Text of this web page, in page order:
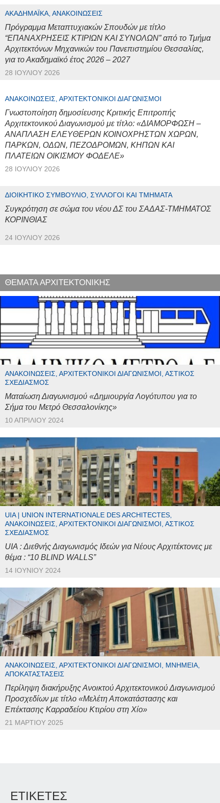
ΑΚΑΔΗΜΑΪΚΆ, ΑΝΑΚΟΙΝΏΣΕΙΣ
Πρόγραμμα Μεταπτυχιακών Σπουδών με τίτλο
“ΕΠΑΝΑΧΡΗΣΕΙΣ ΚΤΙΡΙΩΝ ΚΑΙ ΣΥΝΟΛΩΝ” από το Τμήμα
Αρχιτεκτόνων Μηχανικών του Πανεπιστημίου Θεσσαλίας,
για το Ακαδημαϊκό έτος 2026 – 2027
28 ΙΟΥΛΊΟΥ 2026
ΑΝΑΚΟΙΝΏΣΕΙΣ, ΑΡΧΙΤΕΚΤΟΝΙΚΟΊ ΔΙΑΓΩΝΙΣΜΟΊ
Γνωστοποίηση δημοσίευσης Κριτικής Επιτροπής
Αρχιτεκτονικού Διαγωνισμού με τίτλο: «ΔΙΑΜΟΡΦΩΣΗ –
ΑΝΑΠΛΑΣΗ ΕΛΕΥΘΕΡΩΝ ΚΟΙΝΟΧΡΗΣΤΩΝ ΧΩΡΩΝ,
ΠΑΡΚΩΝ, ΟΔΩΝ, ΠΕΖΟΔΡΟΜΩΝ, ΚΗΠΩΝ ΚΑΙ
ΠΛΑΤΕΙΩΝ ΟΙΚΙΣΜΟΥ ΦΟΔΕΛΕ»
28 ΙΟΥΛΊΟΥ 2026
ΔΙΟΙΚΗΤΙΚΌ ΣΥΜΒΟΎΛΙΟ, ΣΎΛΛΟΓΟΙ ΚΑΙ ΤΜΉΜΑΤΑ
Συγκρότηση σε σώμα του νέου ΔΣ του ΣΑΔΑΣ-ΤΜΗΜΑΤΟΣ
ΚΟΡΙΝΘΙΑΣ
24 ΙΟΥΛΊΟΥ 2026
ΘΕΜΑΤΑ ΑΡΧΙΤΕΚΤΟΝΙΚΗΣ
ΑΝΑΚΟΙΝΏΣΕΙΣ, ΑΡΧΙΤΕΚΤΟΝΙΚΟΊ ΔΙΑΓΩΝΙΣΜΟΊ, ΑΣΤΙΚΌΣ
ΣΧΕΔΙΑΣΜΌΣ
Ματαίωση Διαγωνισμού «Δημιουργία Λογότυπου για το
Σήμα του Μετρό Θεσσαλονίκης»
10 ΑΠΡΙΛΊΟΥ 2024
UIA | UNION INTERNATIONALE DES ARCHITECTES,
ΑΝΑΚΟΙΝΏΣΕΙΣ, ΑΡΧΙΤΕΚΤΟΝΙΚΟΊ ΔΙΑΓΩΝΙΣΜΟΊ, ΑΣΤΙΚΌΣ
ΣΧΕΔΙΑΣΜΌΣ
UIA : Διεθνής Διαγωνισμός Ιδεών για Νέους Αρχιτέκτονες με
θέμα : “10 BLIND WALLS”
14 ΙΟΥΝΊΟΥ 2024
ΑΝΑΚΟΙΝΏΣΕΙΣ, ΑΡΧΙΤΕΚΤΟΝΙΚΟΊ ΔΙΑΓΩΝΙΣΜΟΊ, ΜΝΗΜΕΊΑ,
ΑΠΟΚΑΤΑΣΤΆΣΕΙΣ
Περίληψη διακήρυξης Ανοικτού Αρχιτεκτονικού Διαγωνισμού
Προσχεδίων με τίτλο «Μελέτη Αποκατάστασης και
Επέκτασης Καρραδείου Κτιρίου στη Χίο»
21 ΜΑΡΤΊΟΥ 2025
ΕΤΙΚΕΤΕΣ